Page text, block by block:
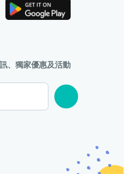
、獨家優惠及活動